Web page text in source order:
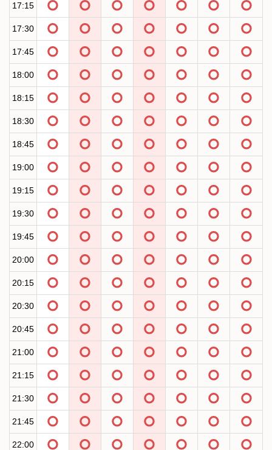
17:15
17:30
17:45
18:00
18:15
18:30
18:45
19:00
19:15
19:30
19:45
20:00
20:15
20:30
20:45
21:00
21:15
21:30
21:45
22:00